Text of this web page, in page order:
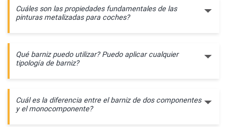
Cuáles son las propiedades fundamentales de las
pinturas metalizadas para coches?
Qué barniz puedo utilizar? Puedo aplicar cualquier
tipología de barniz?
Cuál es la diferencia entre el barniz de dos componentes
y el monocomponente?